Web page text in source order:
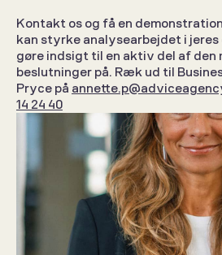
Kontakt os og få en
kan styrke analysearbejdet i
gøre indsigt til en aktiv del af
beslutninger på. Ræk ud til
Pryce på
14 24 40